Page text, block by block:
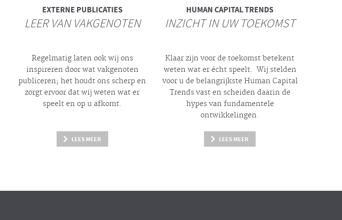
EXTERNE PUBLICATIES
LEER VAN VAKGENOTEN
Regelmatig laten ook wij ons
inspireren door wat vakgenoten
publiceren; het houdt ons scherp en
zorgt ervoor dat wij weten wat er
speelt en op u afkomt.
LEES MEER
HUMAN CAPITAL TRENDS
INZICHT IN UW TOEKOMST
Klaar zijn voor de toekomst betekent
weten wat er échtspeelt. Wij stelden
voor u de belangrijkste Human Capital
Trends vast en scheiden daarin de
hypesvan fundamentele
ontwikkelingen.
LEES MEER